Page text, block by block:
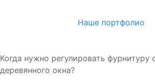
Наше портфолио
Когда нужно регулировать фурнитуру
деревянного окна?